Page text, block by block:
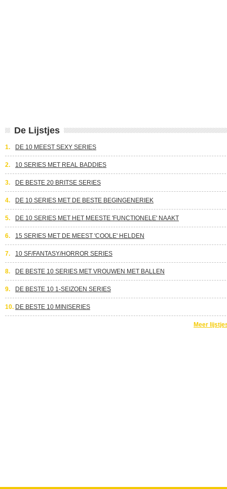
De Lijstjes
1. DE 10 MEEST SEXY SERIES
2. 10 SERIES MET REAL BADDIES
3. DE BESTE 20 BRITSE SERIES
4. DE 10 SERIES MET DE BESTE BEGINGENERIEK
5. DE 10 SERIES MET HET MEESTE 'FUNCTIONELE' NAAKT
6. 15 SERIES MET DE MEEST 'COOLE' HELDEN
7. 10 SF/FANTASY/HORROR SERIES
8. DE BESTE 10 SERIES MET VROUWEN MET BALLEN
9. DE BESTE 10 1-SEIZOEN SERIES
10. DE BESTE 10 MINISERIES
Meer